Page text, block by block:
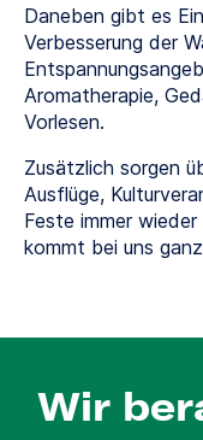
Daneben gibt es
Verbesserung der
Aromatherapie,
Vorlesen.
Zusätzlich sorgen
Ausflüge,
Feste immer
kommt bei uns
Wir